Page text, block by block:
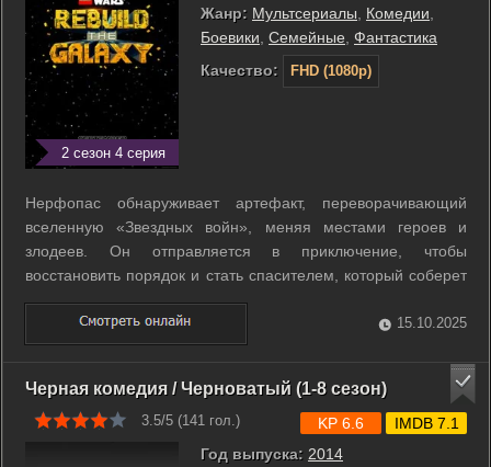
2 сезон 4 серия
Жанр: Мультсериалы Комедии
Боевики Семейные Фантастика
Качество:
FHD (1080p)
Нерфопас обнаруживает артефакт, переворачивающий
вселенную «Звездных войн», меняя местами героев и
злодеев. Он отправляется в приключение, чтобы
восстановить порядок и стать спасителем, который соберет
воедино расколотую галактику. ...
15.10.2025
Черная комедия / Черноватый (1-8 сезон)
3.5/5 (141 гол.)
Год выпуска: 2014
KP 6.6 IMDB 7.1